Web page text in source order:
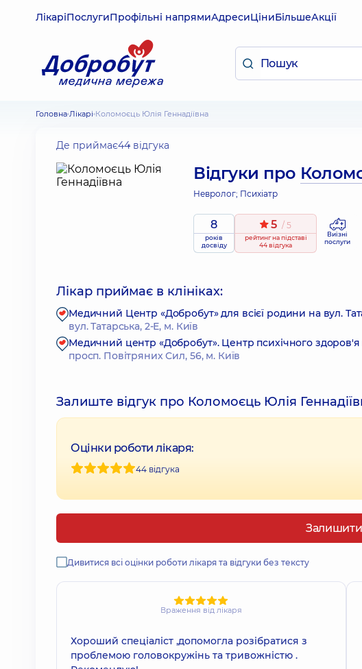
ЛікаріПослугиПрофільні напрямиАдресиЦіниБільшеАкції
Головна Лікарі Коломоєць Юлія Геннадіївна
Де приймає44 відгука
Відгуки про
Невролог; Психіатр
8
років
досвіду
5 / 5
рейтингна підставі
44 відгука
Виїзні
послуги
Лікар приймає в клініках:
Медичний Центр «Добробут» для всієї родини на вул.
вул. Татарська, 2-Е, м. Київ
Медичний центр «Добробут». Центр психічного
просп. Повітряних Сил, 56, м. Київ
Залиште відгук про Коломоєць Юлія
Оцінки роботи лікаря:
44 відгука
Залишити
Дивитися всі оцінки роботи лікаря та відгуки без тексту
Враження від лікаря
Хороший спеціаліст ,допомогла розібратися з
проблемою головокружінь та тривожністю .